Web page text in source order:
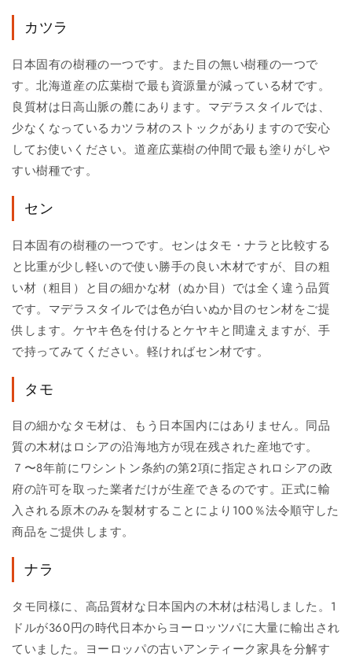
カツラ
日本固有の樹種の一つです。また目の無い樹種の一つで
す。北海道産の広葉樹で最も資源量が減っている材です。
良質材は日高山脈の麓にあります。マデラスタイルでは、
少なくなっているカツラ材のストックがありますので安心
してお使いください。道産広葉樹の仲間で最も塗りがしや
すい樹種です。
セン
日本固有の樹種の一つです。センはタモ・ナラと比較する
と比重が少し軽いので使い勝手の良い木材ですが、目の粗
い材（粗目）と目の細かな材（ぬか目）では全く違う品質
です。マデラスタイルでは色が白いぬか目のセン材をご提
供します。ケヤキ色を付けるとケヤキと間違えますが、手
で持ってみてください。軽ければセン材です。
タモ
目の細かなタモ材は、もう日本国内にはありません。同品
質の木材はロシアの沿海地方が現在残された産地です。
７〜8年前にワシントン条約の第2項に指定されロシアの政
府の許可を取った業者だけが生産できるのです。正式に輸
入される原木のみを製材することにより100％法令順守した
商品をご提供します。
ナラ
タモ同様に、高品質材な日本国内の木材は枯渇しました。1
ドルが360円の時代日本からヨーロッツパに大量に輸出され
ていました。ヨーロッパの古いアンティーク家具を分解す